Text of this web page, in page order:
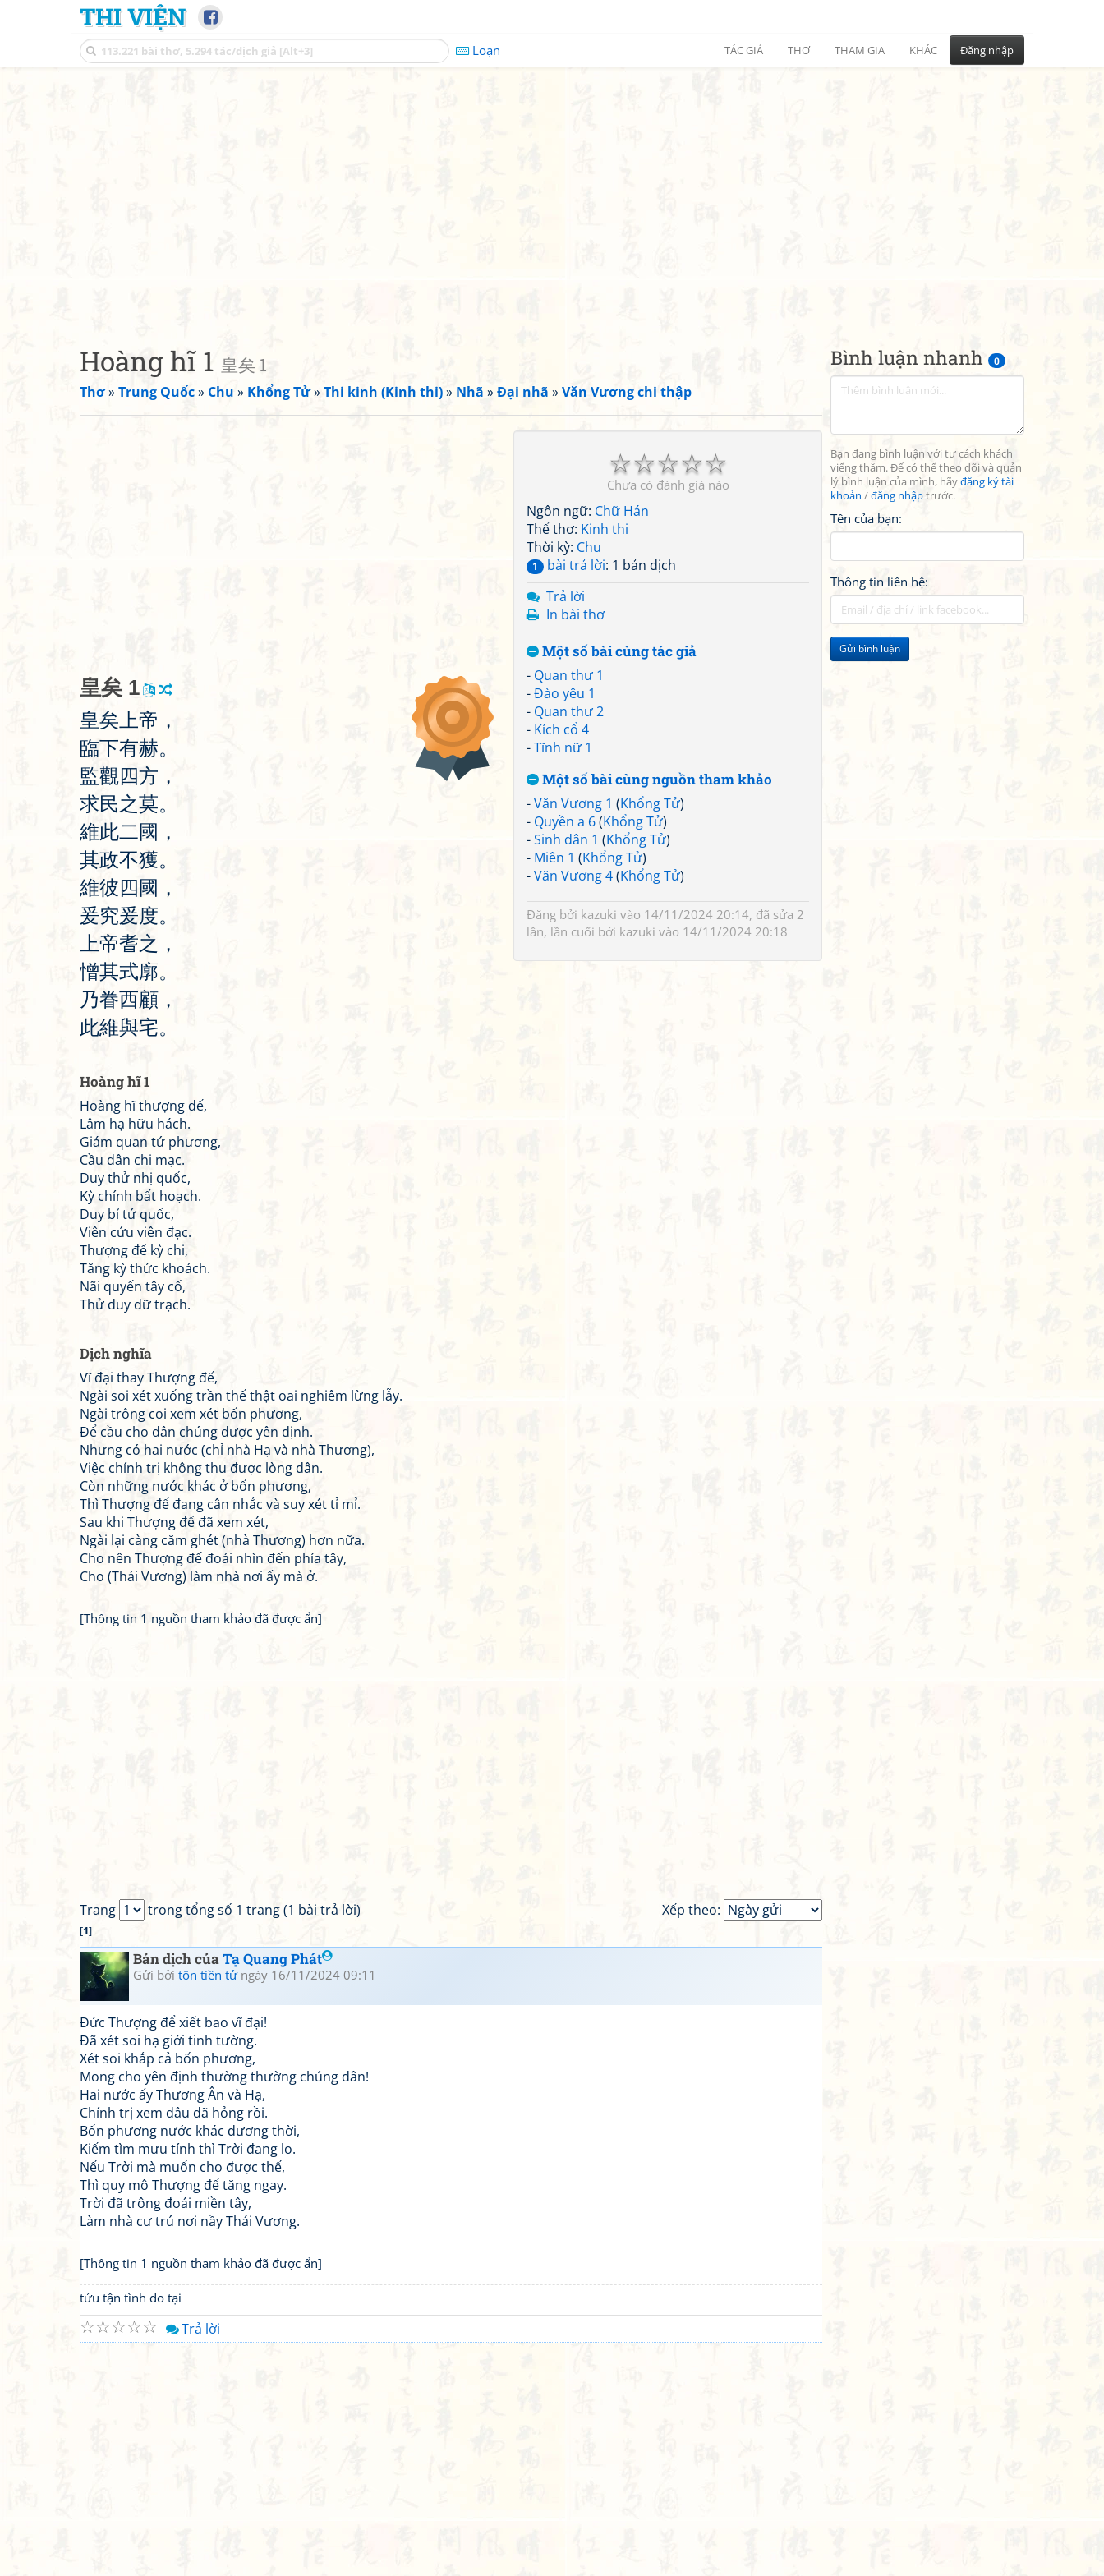
THI VIỆN
Loạn TÁC GIẢ THƠ THAM GIA KHÁC Đăng nhập
Bình luận nhanh 0
Bạn đang bình luận với tư cách khách
viếng thăm. Để có thể theo dõi và quản
lý bình luận của mình, hãyđăng ký tài
khoản /đăng nhậptrước.
Tên của bạn:
Thông tin liên hệ:
Gửi bình luận
Hoàng hĩ 1 皇矣 1
Thơ»Trung Quốc» Chu » Khổng Tử»Thi kinh (Kinh thi)» Nhã »Đại nhã »Văn Vương chi thập
☆
☆
☆
☆
☆
Chưa có đánh giá nào
Ngôn ngữ: Chữ Hán
Thể thơ: Kinh thi
Thời kỳ: Chu
1 bài trả lời: 1 bản dịch
Trả lời
In bài thơ
Một số bài cùng tác giả
- Quan thư 1
-Đào yêu 1
- Quan thư 2
- Kích cổ 4
-Tĩnh nữ 1
Một số bài cùng nguồn tham khảo
-Văn Vương 1 (Khổng Tử)
- Quyền a 6(Khổng Tử)
-Sinh dân 1 (Khổng Tử)
- Miên 1 (Khổng Tử)
-Văn Vương 4(Khổng Tử)
Đăng bởi kazuki vào 14/11/2024 20:14, đã sửa 2
lần, lần cuối bởi kazuki vào 14/11/2024 20:18
皇矣 1
皇矣 上帝 ，
臨下有赫。
監觀四方 ，
求民之莫。
維此二國 ，
其政不獲。
維彼四 國 ，
爰究爰度。
上帝耆之 ，
憎其式廓。
乃眷西顧 ，
此維與宅。
Hoàng hĩ 1
Hoàng hĩ thượng đế,
Lâm hạ hữu hách.
Giám quan tứ phương,
Cầu dân chi mạc.
Duy thử nhị quốc,
Kỳ chính bất hoạch.
Duy bỉ tứ quốc,
Viên cứu viên đạc.
Thượng đế kỳ chi,
Tăng kỳ thức khoách.
Nãi quyến tây cố,
Thử duy dữ trạch.
Dịch nghĩa
Vĩ đại thay Thượng đế,
Ngài soi xét xuống trần thế thật oai nghiêm lừng lẫy.
Ngài trông coi xem xét bốn phương,
Để cầu cho dân chúng được yên định.
Nhưng có hai nước (chỉ nhà Hạ và nhà Thương),
Việc chính trị không thu được lòng dân.
Còn những nước khác ở bốn phương,
Thì Thượng đế đang cân nhắc và suy xét tỉ mỉ.
Sau khi Thượng đế đã xem xét,
Ngài lại càng căm ghét (nhà Thương) hơn nữa.
Cho nên Thượng đế đoái nhìn đến phía tây,
Cho (Thái Vương) làm nhà nơi ấy mà ở.
[Thông tin 1 nguồn tham khảo đã được ẩn]
Xếp theo:
Trang trong tổng số 1 trang (1 bài trả lời)
[1]
Bản dịch củaTạ Quang Phát
Gửi bởi tôn tiền tửngày 16/11/2024 09:11
Đức Thượng để xiết bao vĩ đại!
Đã xét soi hạ giới tinh tường.
Xét soi khắp cả bốn phương,
Mong cho yên định thường thường chúng dân!
Hai nước ấy Thương Ân và Hạ,
Chính trị xem đâu đã hỏng rồi.
Bốn phương nước khác đương thời,
Kiếm tìm mưu tính thì Trời đang lo.
Nếu Trời mà muốn cho được thế,
Thì quy mô Thượng đế tăng ngay.
Trời đã trông đoái miền tây,
Làm nhà cư trú nơi nầy Thái Vương.
[Thông tin 1 nguồn tham khảo đã được ẩn]
tửu tận tình do tại
☆
☆
☆
☆
☆ Trả lời